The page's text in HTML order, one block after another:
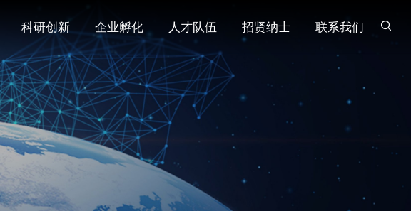
科研创新 企业孵化 人才队伍 招贤纳士 联系我们